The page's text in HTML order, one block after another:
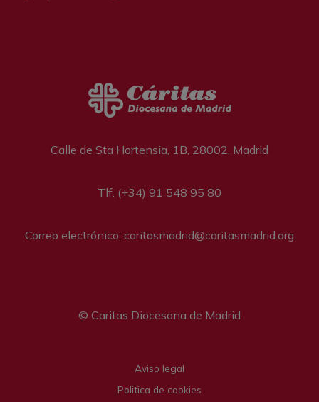
Calle de Sta Hortensia, 1B, 28002, Madrid
Tlf. (+34) 91 548 95 80
Correo electrónico: caritasmadrid@caritasmadrid.org
© Caritas Diocesana de Madrid
Aviso legal
Politica de cookies